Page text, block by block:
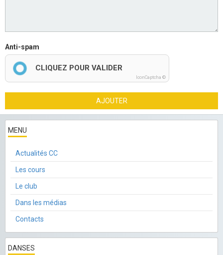
Anti-spam
CLIQUEZ POUR VALIDER
IconCaptcha ©
AJOUTER
MENU
Actualités CC
Les cours
Le club
Dans les médias
Contacts
DANSES